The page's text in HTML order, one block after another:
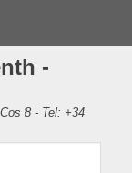
-
8 - Tel: +34